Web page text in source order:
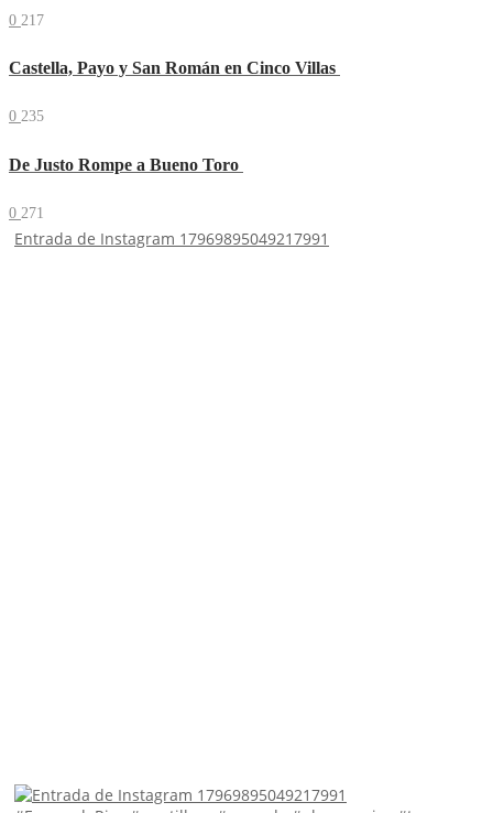
0 217
Castella, Payo y San Román en Cinco Villas
0 235
De Justo Rompe a Bueno Toro
0 271
Entrada de Instagram 17969895049217991